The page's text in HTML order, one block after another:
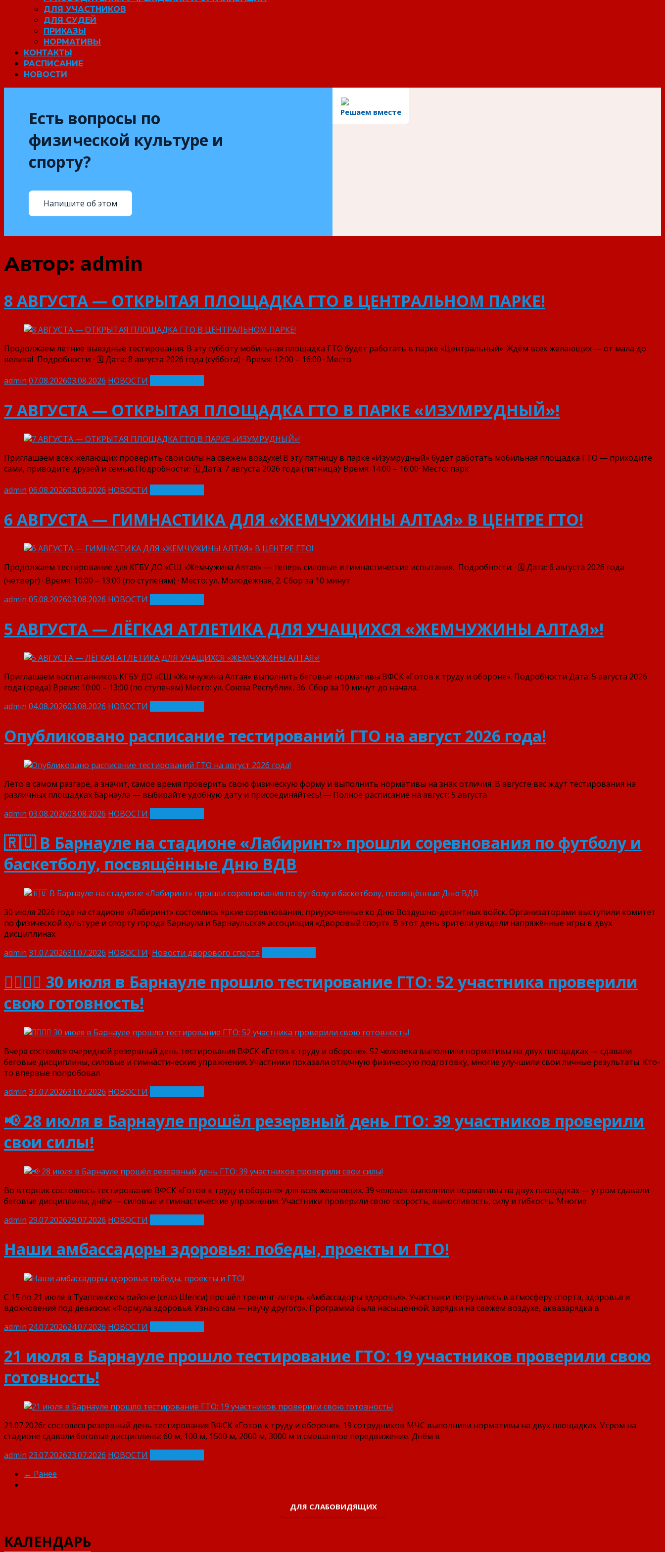
ДЛЯ УЧАСТНИКОВ
ДЛЯ СУДЕЙ
ПРИКАЗЫ
НОРМАТИВЫ
КОНТАКТЫ
РАСПИСАНИЕ
НОВОСТИ
Решаем вместе
Есть вопросы по
физической культуре и
спорту?
Напишите об этом
Автор: admin
8 АВГУСТА — ОТКРЫТАЯ ПЛОЩАДКА ГТО В ЦЕНТРАЛЬНОМ ПАРКЕ!
Продолжаем летние выездные тестирования. В эту субботу мобильная площадка ГТО будет работать в парке «Центральный». Ждём всех желающих — от мала до
велика! ⁣ Подробности: · 🗓 Дата: 8 августа 2026 года (суббота) · Время: 12:00 – 16:00 · Место:
admin 07.08.202603.08.2026 НОВОСТИ
7 АВГУСТА — ОТКРЫТАЯ ПЛОЩАДКА ГТО В ПАРКЕ «ИЗУМРУДНЫЙ»!
Приглашаем всех желающих проверить свои силы на свежем воздухе! В эту пятницу в парке «Изумрудный» будет работать мобильная площадка ГТО — приходите
сами, приводите друзей и семью.⁣Подробности:⁣· 🗓 Дата: 7 августа 2026 года (пятница)· Время: 14:00 – 16:00· Место: парк
admin 06.08.202603.08.2026 НОВОСТИ
6 АВГУСТА — ГИМНАСТИКА ДЛЯ «ЖЕМЧУЖИНЫ АЛТАЯ» В ЦЕНТРЕ ГТО!
Продолжаем тестирование для КГБУ ДО «СШ «Жемчужина Алтая» — теперь силовые и гимнастические испытания. ⁣ Подробности: · 🗓 Дата: 6 августа 2026 года
(четверг) · Время: 10:00 – 13:00 (по ступеням) · Место: ул. Молодёжная, 2. Сбор за 10 минут
admin 05.08.202603.08.2026 НОВОСТИ
5 АВГУСТА — ЛЁГКАЯ АТЛЕТИКА ДЛЯ УЧАЩИХСЯ «ЖЕМЧУЖИНЫ АЛТАЯ»!
Приглашаем воспитанников КГБУ ДО «СШ «Жемчужина Алтая» выполнить беговые нормативы ВФСК «Готов к труду и обороне». Подробности Дата: 5 августа 2026
года (среда) Время: 10:00 – 13:00 (по ступеням) Место: ул. Союза Республик, 36. Сбор за 10 минут до начала.
admin 04.08.202603.08.2026 НОВОСТИ
Опубликовано расписание тестирований ГТО на август 2026 года!
Лето в самом разгаре, а значит, самое время проверить свою физическую форму и выполнить нормативы на знак отличия. В августе вас ждут тестирования на
различных площадках Барнаула — выбирайте удобную дату и присоединяйтесь! — Полное расписание на август: 5 августа
admin 03.08.202603.08.2026 НОВОСТИ
🇷🇺 В Барнауле на стадионе «Лабиринт» прошли соревнования по футболу и
баскетболу, посвящённые Дню ВДВ
30 июля 2026 года на стадионе «Лабиринт» состоялись яркие соревнования, приуроченные ко Дню Воздушно-десантных войск. Организаторами выступили комитет
по физической культуре и спорту города Барнаула и Барнаульская ассоциация «Дворовый спорт». В этот день зрители увидели напряжённые игры в двух
дисциплинах
admin 31.07.202631.07.2026 НОВОСТИ, Новости дворового спорта
🏃‍♂️🏋️‍♂️ 30 июля в Барнауле прошло тестирование ГТО: 52 участника проверили
свою готовность!
Вчера состоялся очередной резервный день тестирования ВФСК «Готов к труду и обороне». 52 человека выполнили нормативы на двух площадках — сдавали
беговые дисциплины, силовые и гимнастические упражнения. Участники показали отличную физическую подготовку, многие улучшили свои личные результаты. Кто-
то впервые попробовал
admin 31.07.202631.07.2026 НОВОСТИ
📢 28 июля в Барнауле прошёл резервный день ГТО: 39 участников проверили
свои силы!
Во вторник состоялось тестирование ВФСК «Готов к труду и обороне» для всех желающих. 39 человек выполнили нормативы на двух площадках — утром сдавали
беговые дисциплины, днём — силовые и гимнастические упражнения. Участники проверили свою скорость, выносливость, силу и гибкость. Многие
admin 29.07.202629.07.2026 НОВОСТИ
Наши амбассадоры здоровья: победы, проекты и ГТО!
С 15 по 21 июля в Туапсинском районе (село Шепси) прошёл тренинг-лагерь «Амбассадоры здоровья». Участники погрузились в атмосферу спорта, здоровья и
вдохновения под девизом: «Формула здоровья. Узнаю сам — научу другого». Программа была насыщенной: зарядки на свежем воздухе, аквазарядка в
admin 24.07.202624.07.2026 НОВОСТИ
21 июля в Барнауле прошло тестирование ГТО: 19 участников проверили свою
готовность!
21.07.2026г состоялся резервный день тестирования ВФСК «Готов к труду и обороне». 19 сотрудников МЧС выполнили нормативы на двух площадках. Утром на
стадионе сдавали беговые дисциплины: 60 м, 100 м, 1500 м, 2000 м, 3000 м и смешанное передвижение. Днём в
admin 23.07.202623.07.2026 НОВОСТИ
← Ранее
ДЛЯ СЛАБОВИДЯЩИХ
КАЛЕНДАРЬ